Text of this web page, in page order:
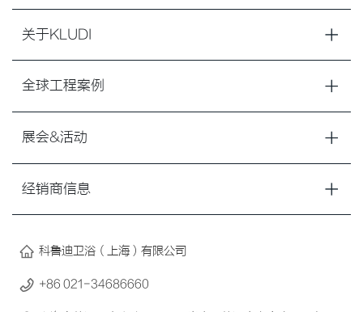
关于KLUDI
全球工程案例
展会&活动
经销商信息
科鲁迪卫浴（上海）有限公司
+86 021-34686660